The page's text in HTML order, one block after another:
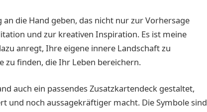
die Hand geben, das nicht nur zur Vorhersage
und zur kreativen Inspiration. Es ist meine
anregt, Ihre eigene innere Landschaft zu
zu finden, die Ihr Leben bereichern.
auch ein passendes Zusatzkartendeck gestaltet,
und noch aussagekräftiger macht. Die Symbole sind